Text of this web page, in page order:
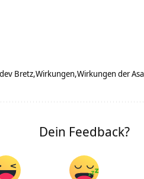
Bretz Wirkungen Wirkungen der
Dein Feedback?